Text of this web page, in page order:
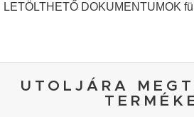
LETÖLTHETŐ DOKUMENTUMOK
UTOLJÁRA